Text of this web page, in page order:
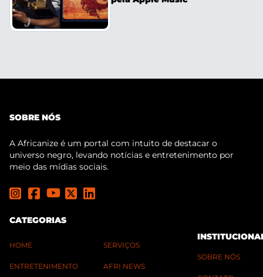
SOBRE NÓS
A Africanize é um portal com intuito de destacar o
universo negro, levando notícias e entretenimento por
meio das mídias sociais.
CATEGORIAS
HOME
ENTRETENIMENTO
SERVIÇOS
AFRI NEWS
SOBRE NÓS